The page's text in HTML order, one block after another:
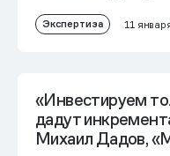
Экспертиза 11
«Инвестируем
дадут
Михаил Дадов,